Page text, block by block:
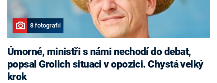
8 fotografií
Úmorné, ministři s námi nechodí do debat,
popsal Grolich situaci v opozici. Chystá velký
krok